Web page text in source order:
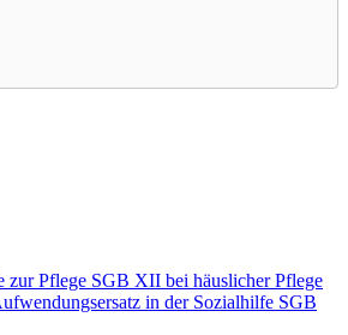
Pflege SGB XII bei häuslicher Pflege
in der Sozialhilfe SGB